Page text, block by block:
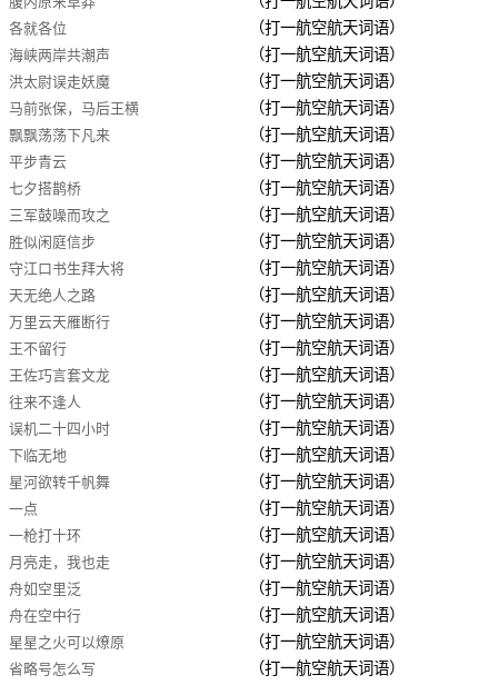
各就各位 （打一航空航天词语）
海峡两岸共潮声 （打一航空航天词语）
洪太尉误走妖魔 （打一航空航天词语）
马前张保，马后王横 （打一航空航天词语）
飘飘荡荡下凡来 （打一航空航天词语）
平步青云 （打一航空航天词语）
七夕搭鹊桥 （打一航空航天词语）
三军鼓噪而攻之 （打一航空航天词语）
胜似闲庭信步 （打一航空航天词语）
守江口书生拜大将 （打一航空航天词语）
天无绝人之路 （打一航空航天词语）
万里云天雁断行 （打一航空航天词语）
王不留行 （打一航空航天词语）
王佐巧言套文龙 （打一航空航天词语）
往来不逢人 （打一航空航天词语）
误机二十四小时 （打一航空航天词语）
下临无地 （打一航空航天词语）
星河欲转千帆舞 （打一航空航天词语）
一点 （打一航空航天词语）
一枪打十环 （打一航空航天词语）
月亮走，我也走 （打一航空航天词语）
舟如空里泛 （打一航空航天词语）
舟在空中行 （打一航空航天词语）
星星之火可以燎原 （打一航空航天词语）
省略号怎么写 （打一航空航天词语）